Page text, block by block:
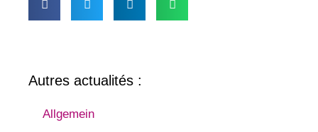
Autres actualités :
Allgemein